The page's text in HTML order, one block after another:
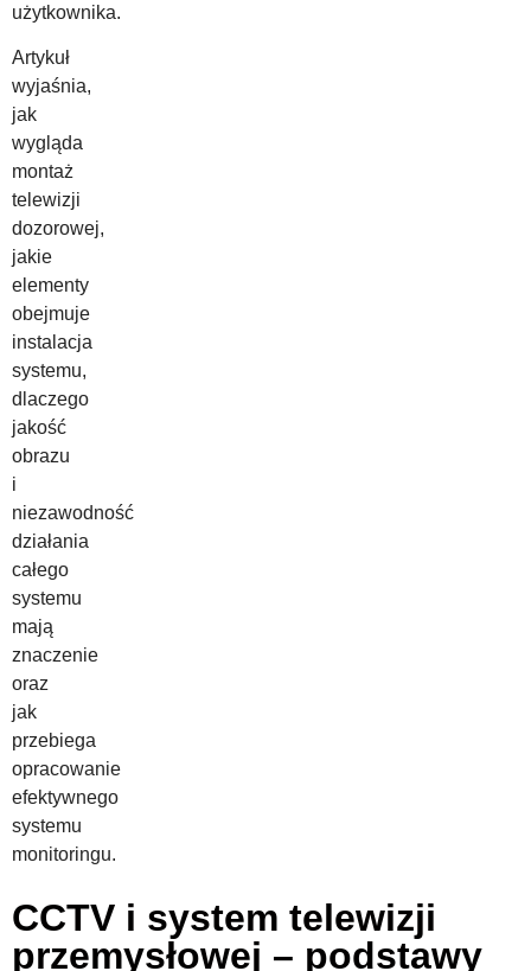
użytkownika.
Artykuł
wyjaśnia,
jak
wygląda
montaż
telewizji
dozorowej,
jakie
elementy
obejmuje
instalacja
systemu,
dlaczego
jakość
obrazu
i
niezawodność
działania
całego
systemu
mają
znaczenie
oraz
jak
przebiega
opracowanie
efektywnego
systemu
monitoringu.
CCTV i system telewizji
przemysłowej – podstawy